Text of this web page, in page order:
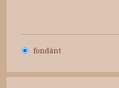
fondánt